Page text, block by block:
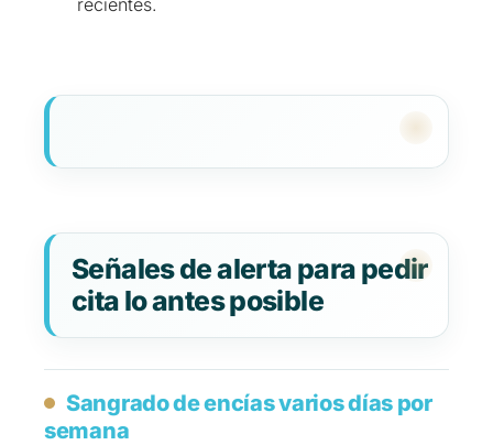
recientes.
Señales de alerta para pedir
cita lo antes posible
Sangrado de encías varios días por
semana